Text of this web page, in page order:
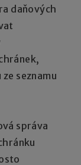
daňových
seznamu
správa